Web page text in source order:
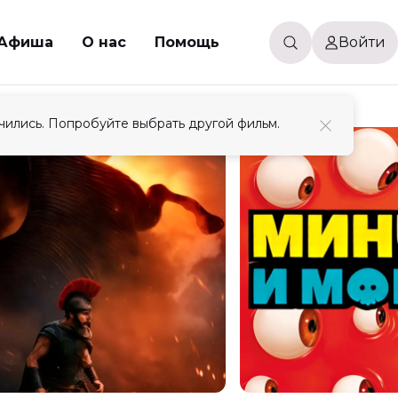
О нас Помощь Войти
Попробуйте выбрать другой фильм.